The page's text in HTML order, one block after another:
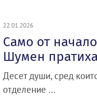
22.01.2026
Само от
Шумен
Десет души, сред
отделение ...